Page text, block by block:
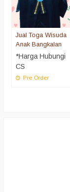
Jual Toga Wisuda
Anak Bangkalan
*Harga Hubungi
CS
Pre Order